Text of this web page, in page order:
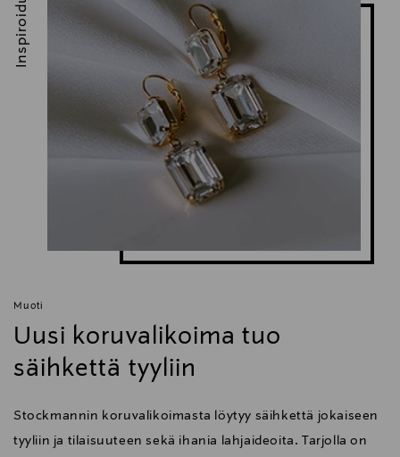
Muoti
Uusi koruvalikoima tuo
säihkettä tyyliin
Stockmannin koruvalikoimasta löytyy säihkettä jokaiseen
tyyliin ja tilaisuuteen sekä ihania lahjaideoita. Tarjolla on
Inspiroidu